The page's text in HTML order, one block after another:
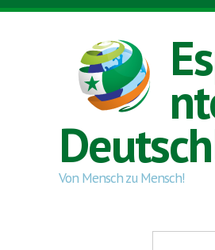
Direkt zum Inhalt
Von Mensch zu Mensch!